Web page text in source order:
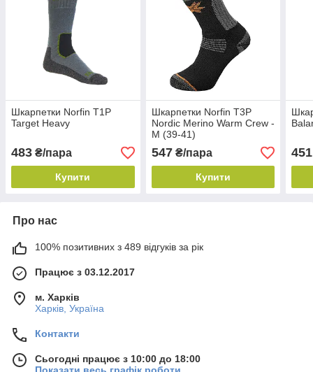
Шкарпетки Norfin T1P
Target Heavy
483 ₴/пара
Купити
Шкарпетки Norfin T3P
Nordic Merino Warm Crew -
М (39-41)
547₴/пара
Купити
451
Про нас
100% позитивних з 489 відгуків за рік
Працює з 03.12.2017
м. Харків
Харків, Україна
Контакти
Сьогодні працює з 10:00 до 18:00